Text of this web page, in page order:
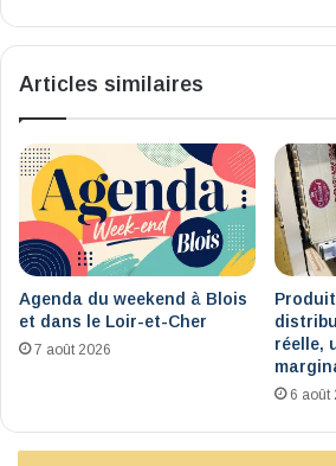
idée
musique
Articles similaires
Agenda du weekend à Blois
et dans le Loir-et-Cher
7 août 2026
réelle,
6 août